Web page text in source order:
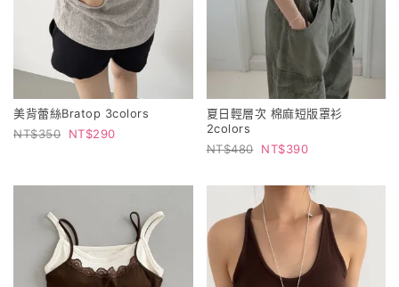
美背蕾絲Bratop 3colors
350
290
夏日輕層次 棉麻短版罩衫
2colors
480
390